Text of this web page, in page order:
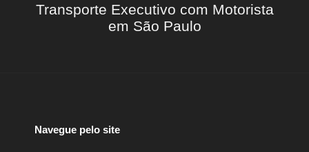
Transporte Executivo com Motorista
em São Paulo
Navegue pelo site